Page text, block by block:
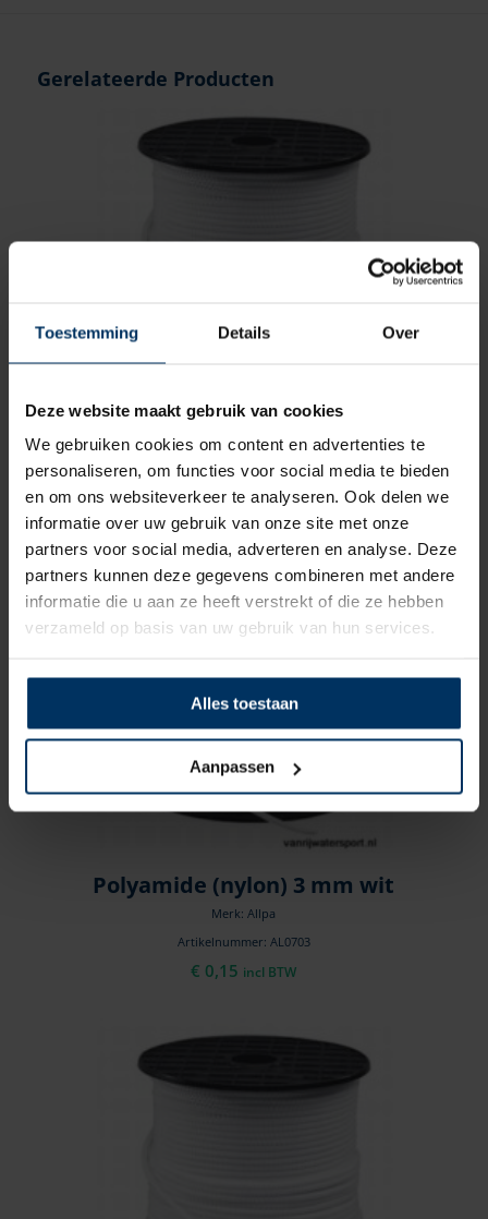
Toestemming Details Over
Deze website maakt gebruik van cookies
We gebruiken cookies om content en advertenties te
personaliseren, om functies voor social media te bieden
en om ons websiteverkeer te analyseren. Ook delen we
informatie over uw gebruik van onze site met onze
partners voor social media, adverteren en analyse. Deze
partners kunnen deze gegevens combineren met andere
informatie die u aan ze heeft verstrekt of die ze hebben
verzameld op basis van uw gebruik van hun services.
Alles toestaan
Aanpassen
Gerelateerde Producten
Polyamide (nylon) 2 mm wit
Merk: Allpa
Artikelnummer: AL0702
Polyamide (nylon) 3 mm wit
Merk: Allpa
Artikelnummer: AL0703
€ 0,15 incl BTW